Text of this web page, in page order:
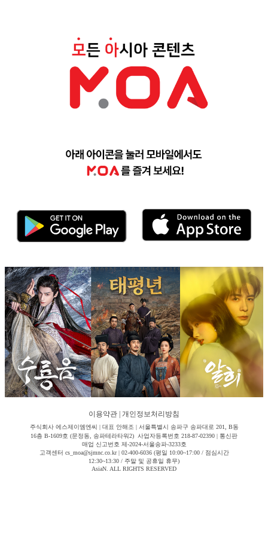
이용약관 개인정보처리방침
주식회사 에스제이엠엔씨 | 대표 안해조 | 서울특별시 송파구 송파대로 201, B동
16층 B-1609호 (문정동, 송파테라타워2) 사업자등록번호 218-87-02390 | 통신판
매업 신고번호 제-2024-서울송파-3233호
고객센터 cs_moa@sjmnc.co.kr | 02-400-6036 (평일 10:00~17:00 / 점심시간
12:30~13:30 / 주말 및 공휴일 휴무)
AsiaN. ALL RIGHTS RESERVED